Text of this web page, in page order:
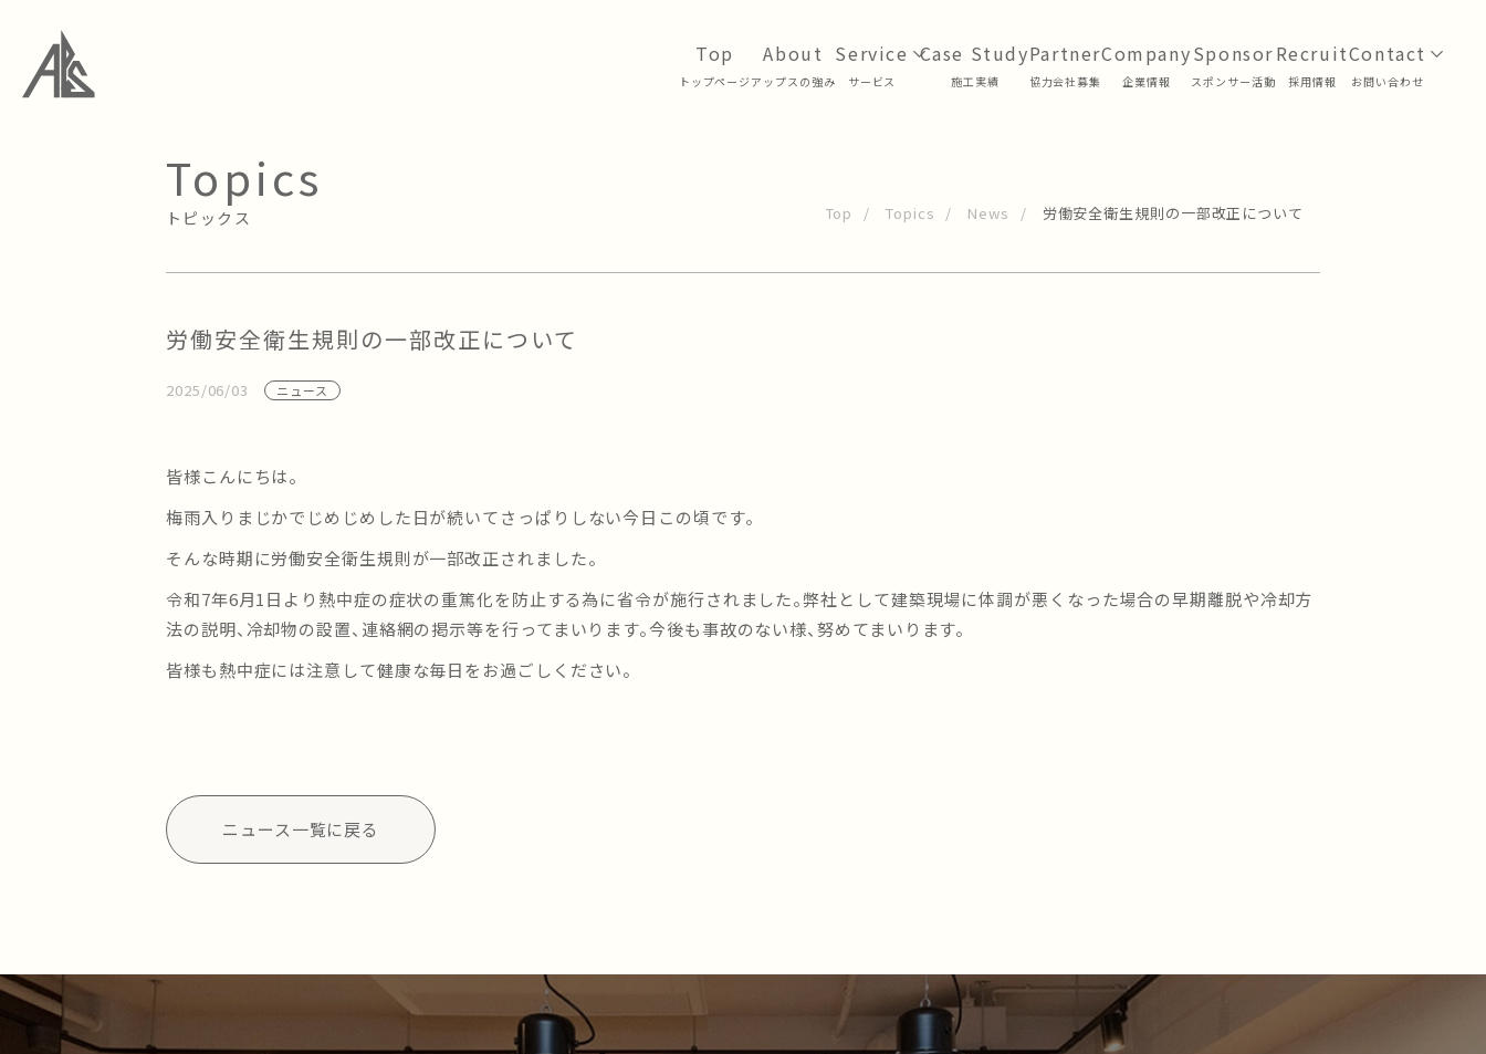
トップページアップスの強み サービス ⁩施工実績 協力会社募集 企業情報 スポンサー活動 採用情報 お問い合わせ
Topics
トピックス Top Topics News 労働安全衛生規則の一部改正について
労働安全衛生規則の一部改正について
2025/06/03 ニュース
皆様こんにちは。
梅雨入りまじかでじめじめした日が続いてさっぱりしない今日この頃です。
そんな時期に労働安全衛生規則が一部改正されました。
令和7年6月1日より熱中症の症状の重篤化を防止する為に省令が施行されました。弊社として建築現場に体調が悪くなった場合の早期離脱や冷却方
法の説明、冷却物の設置、連絡網の掲示等を行ってまいります。今後も事故のない様、努めてまいります。
皆様も熱中症には注意して健康な毎日をお過ごしください。
ニュース一覧に戻る